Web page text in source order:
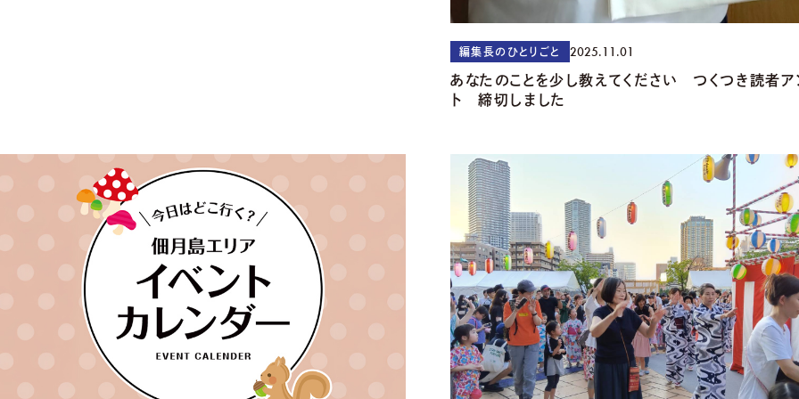
編集長のひとりごと 2025.11.01
あなたのことを少し教えてください つくつき読者ア
ト 締切しました